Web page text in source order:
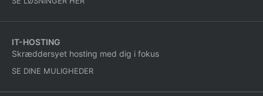
IT-HOSTING
Skræddersyet hosting med dig i fokus
SE DINE MULIGHEDER